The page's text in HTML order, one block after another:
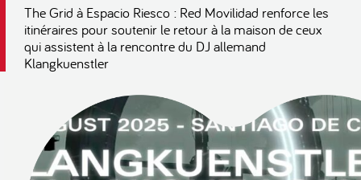
The Grid à Espacio Riesco : Red Movilidad renforce les
itinéraires pour soutenir le retour à la maison de ceux
qui assistent à la rencontre du DJ allemand
Klangkuenstler